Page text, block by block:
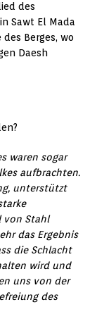
des
Sawt El Mada
Berges, wo
Daesh
waren sogar
aufbrachten.
unterstützt
von Stahl
das Ergebnis
die Schlacht
wird und
uns von der
des